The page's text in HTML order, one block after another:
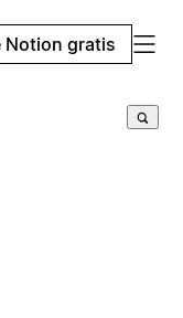
Notion gratis